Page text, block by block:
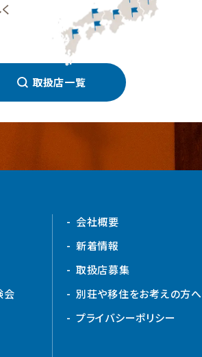
取扱店一覧
会
会社概要
新着情報
取扱店募集
別荘や移住をお考えの方へ
プライバシーポリシー